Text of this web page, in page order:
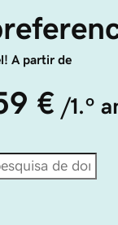
A partir de
€ /1.º